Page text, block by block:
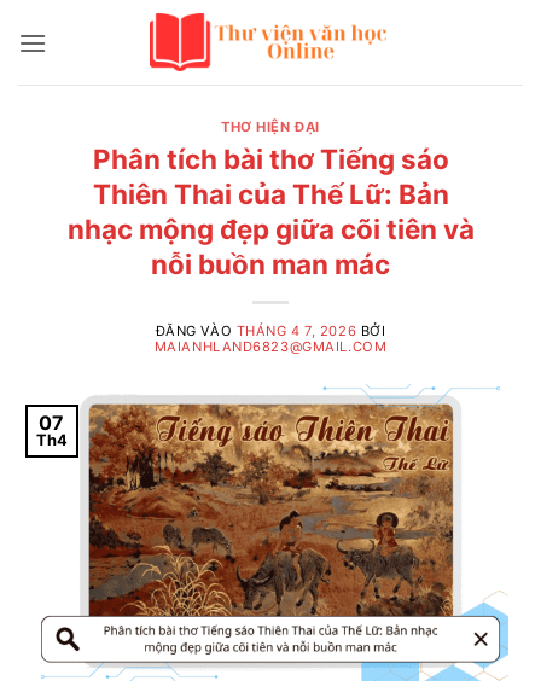
qua
THƠ HIỆN ĐẠI
Phân tích bài thơ Tiếng sáo
Thiên Thai của Thế Lữ: Bản
nhạc mộng đẹp giữa cõi tiên và
nỗi buồn man mác
ĐĂNG VÀO THÁNG 4 7, 2026 BỞI
MAIANHLAND6823@GMAIL.COM
07
Th4